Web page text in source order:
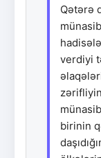
Qətərə
verdiyi
birinin